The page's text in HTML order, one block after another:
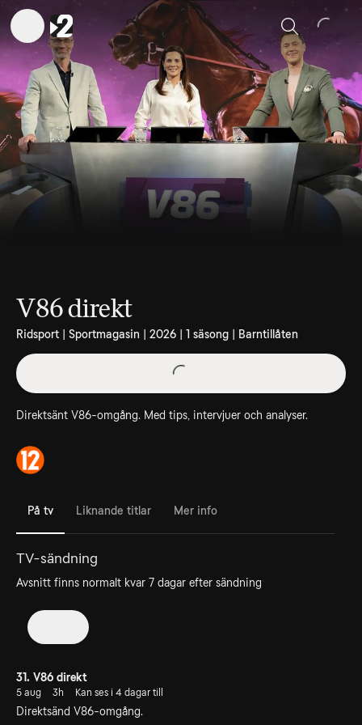
Sök
V86 direkt
Ridsport | Sportmagasin | 2026 | 1 säsong | Barntillåten
Direktsänt V86-omgång. Med tips, intervjuer och analyser.
På tv Liknande titlar Mer info
TV-sändning
Avsnitt finns normalt kvar 7 dagar efter sändning
31. V86 direkt
5 aug 3h Kan ses i 4 dagar till
Direktsänd V86-omgång.